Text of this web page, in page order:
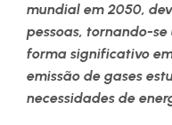
mundial em 2050,
pessoas, tornando-
forma significativo
emissão de gases
necessidades de